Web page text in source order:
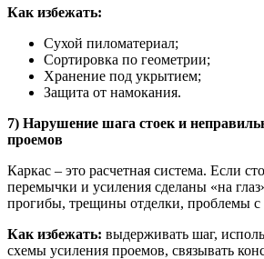
Как избежать:
Сухой пиломатериал;
Сортировка по геометрии;
Хранение под укрытием;
Защита от намокания.
7) Нарушение шага стоек и
проемов
Каркас – это расчетная система. Если
перемычки и усиления сделаны «на
прогибы, трещины отделки, проблемы с
Как избежать: выдерживать шаг,
схемы усиления проемов, связывать